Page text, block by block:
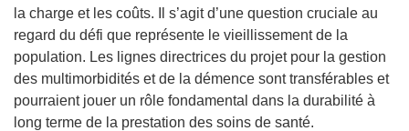
la charge et les coûts. Il s’agit d’une question cruciale au
regard du défi que représente le vieillissement de la
population. Les lignes directrices du projet pour la gestion
des multimorbidités et de la démence sont transférables et
pourraient jouer un rôle fondamental dans la durabilité à
long terme de la prestation des soins de santé.